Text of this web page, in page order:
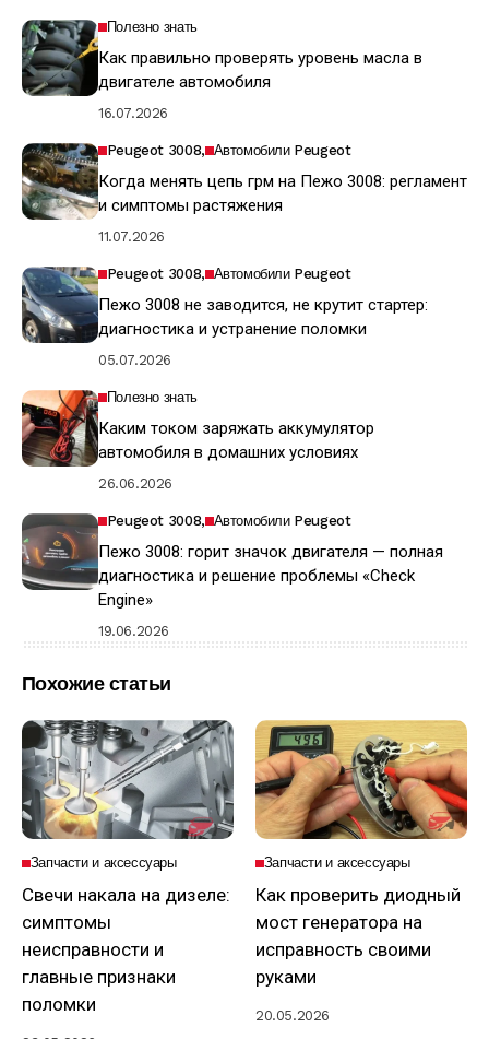
Полезно знать
Как правильно проверять уровень масла в
двигателе автомобиля
16.07.2026
Peugeot 3008 Автомобили Peugeot
Когда менять цепь грм на Пежо 3008: регламент
и симптомы растяжения
11.07.2026
Peugeot 3008 Автомобили Peugeot
Пежо 3008 не заводится, не крутит стартер:
диагностика и устранение поломки
05.07.2026
Полезно знать
Каким током заряжать аккумулятор
автомобиля в домашних условиях
26.06.2026
Peugeot 3008 Автомобили Peugeot
Пежо 3008: горит значок двигателя — полная
диагностика и решение проблемы «Check
Engine»
19.06.2026
Похожие статьи
Запчасти и аксессуары
Свечи накала на дизеле:
симптомы
неисправности и
главные признаки
поломки
Запчасти и аксессуары
Как проверить диодный
мост генератора на
исправность своими
руками
20.05.2026